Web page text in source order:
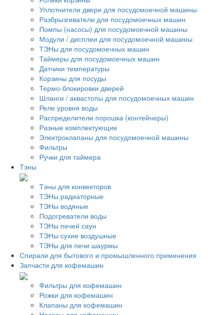
Уплотнители двери для посудомоечной машины
Разбрызгиватели для посудомоечных машин
Помпы (насосы) для посудомоечной машины
Модули / дисплеи для посудомоечной машины
ТЭНы для посудомоечных машин
Таймеры для посудомоечных машин
Датчики температуры
Корзины для посуды
Термо-блокировки дверей
Шланги / аквастопы для посудомоечных машин
Реле уровня воды
Распределители порошка (контейнеры)
Разные комплектующие
Электроклапаны для посудомоечной машины
Фильтры
Ручки для таймера
Тэны
Тэны для конвекторов
ТЭНы радиаторные
ТЭНы водяные
Подогреватели воды
ТЭНы печей саун
ТЭНы сухие воздушные
ТЭНы для печи шаурмы
Спирали для бытового и промышленного применения
Запчасти для кофемашин
Фильтры для кофемашин
Рожки для кофемашин
Клапаны для кофемашин